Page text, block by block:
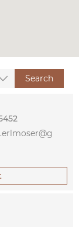
Search